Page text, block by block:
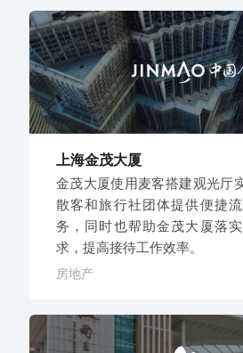
上海金茂大厦
金茂大厦使用麦客搭建观光厅
散客和旅行社团体提供便捷
务，同时也帮助金茂大厦落
求，提高接待工作效率。
房地产